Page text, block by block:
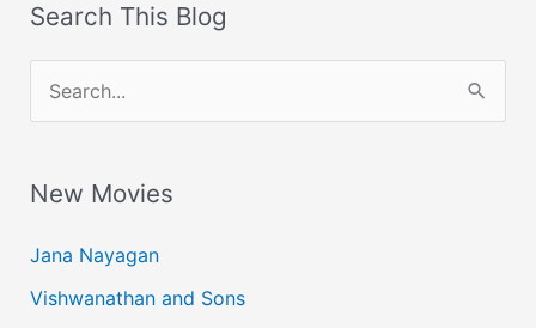
Search This Blog
e
r
h
f
New Movies
Jana Nayagan
Vishwanathan and Sons